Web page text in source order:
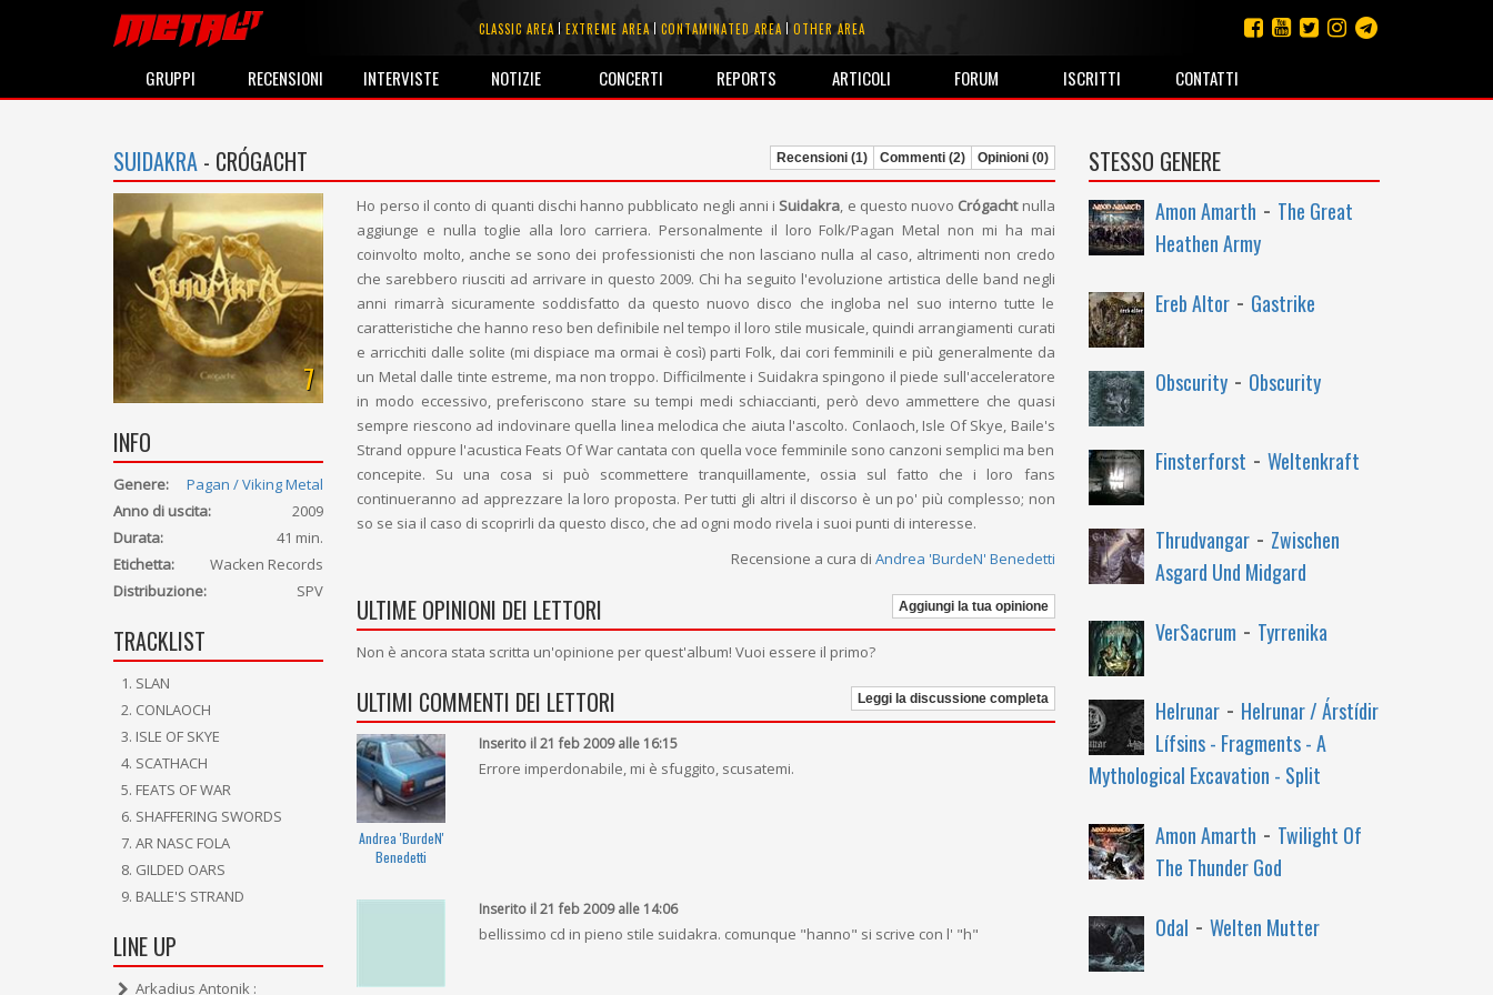
CLASSIC AREA EXTREME AREA CONTAMINATED AREA OTHER AREA
GRUPPI RECENSIONI INTERVISTE NOTIZIE CONCERTI REPORTS ARTICOLI FORUM ISCRITTI CONTATTI
SUIDAKRA - CRÓGACHT Recensioni (1) Commenti (2) Opinioni (0)
7
INFO
Genere:
Pagan / Viking Metal
Anno di uscita:
2009
Durata:
41 min.
Etichetta:
Wacken Records
Distribuzione:
SPV
TRACKLIST
SLAN
CONLAOCH
ISLE OF SKYE
SCATHACH
FEATS OF WAR
SHAFFERING SWORDS
AR NASC FOLA
GILDED OARS
BALLE'S STRAND
LINE UP
Arkadius Antonik :
Ho perso il conto di quanti dischi hanno pubblicato negli anni i Suidakra, e questo nuovo Crógachtnulla
aggiunge e nulla toglie alla loro carriera. Personalmente il loro Folk/Pagan Metal non mi ha mai
coinvolto molto, anche se sono dei professionisti che non lasciano nulla al caso, altrimenti non credo
che sarebbero riusciti ad arrivare in questo 2009. Chi ha seguito l'evoluzione artistica delle band negli
anni rimarrà sicuramente soddisfatto da questo nuovo disco che ingloba nel suo interno tutte le
caratteristiche che hanno reso ben definibile nel tempo il loro stile musicale, quindi arrangiamenti curati
e arricchiti dalle solite (mi dispiace ma ormai è così) parti Folk, dai cori femminili e più generalmente da
un Metal dalle tinte estreme, ma non troppo. Difficilmente i Suidakra spingono il piede sull'acceleratore
in modo eccessivo, preferiscono stare su tempi medi schiaccianti, però devo ammettere che quasi
sempre riescono ad indovinare quella linea melodica che aiuta l'ascolto. Conlaoch, Isle Of Skye, Baile's
Strand oppure l'acustica Feats Of War cantata con quella voce femminile sono canzoni semplici ma ben
concepite. Su una cosa si può scommettere tranquillamente, ossia sul fatto che i loro fans
continueranno ad apprezzare la loro proposta. Per tutti gli altri il discorso è un po' più complesso; non
so se sia il caso di scoprirli da questo disco, che ad ogni modo rivela i suoi punti di interesse.
Recensione a cura di Andrea 'BurdeN' Benedetti
ULTIME OPINIONI DEI LETTORI Aggiungi la tua opinione
Non è ancora stata scritta un'opinione per quest'album! Vuoi essere il primo?
ULTIMI COMMENTI DEI LETTORI Leggi la discussione completa
Andrea 'BurdeN'
Benedetti
Inserito il 21 feb 2009 alle 16:15
Errore imperdonabile, mi è sfuggito, scusatemi.
Inserito il 21 feb 2009 alle 14:06
bellissimo cd in pieno stile suidakra. comunque "hanno" si scrive con l' "h"
STESSO GENERE
Amon Amarth - The Great
Heathen Army
Ereb Altor- Gastrike
Obscurity- Obscurity
Finsterforst - Weltenkraft
Thrudvangar- Zwischen
Asgard Und Midgard
VerSacrum - Tyrrenika
Helrunar- Helrunar / Árstídir
Lífsins - Fragments - A
Mythological Excavation - Split
Amon Amarth - Twilight Of
The Thunder God
Odal - Welten Mutter